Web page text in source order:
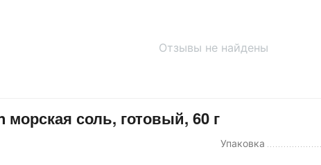
Отзывы не найдены
соль, готовый, 60 г
Упаковка